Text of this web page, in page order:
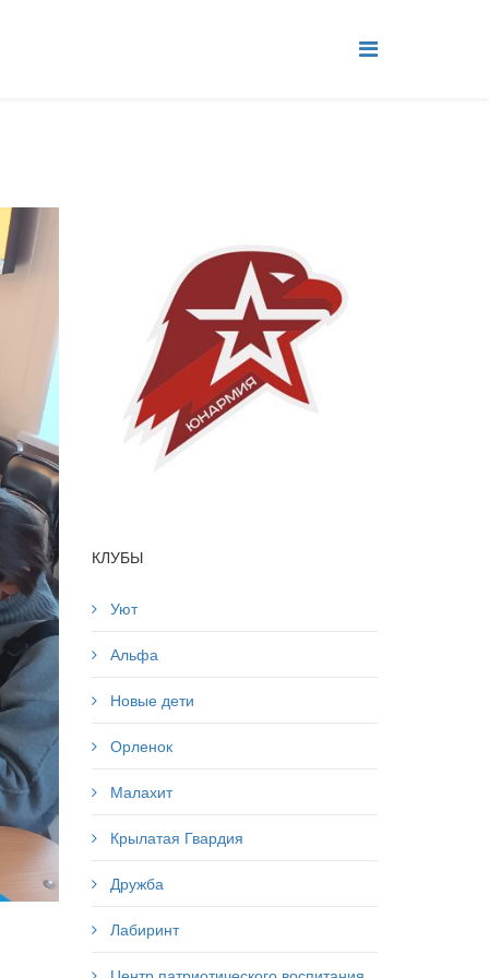
КЛУБЫ
Уют
Альфа
Новые дети
Орленок
Малахит
Крылатая Гвардия
Дружба
Лабиринт